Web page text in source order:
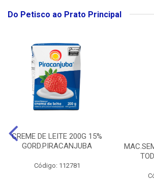
Do Petisco ao Prato Principal
CREME DE LEITE 200G 15%
GORD.PIRACANJUBA
Código: 112781